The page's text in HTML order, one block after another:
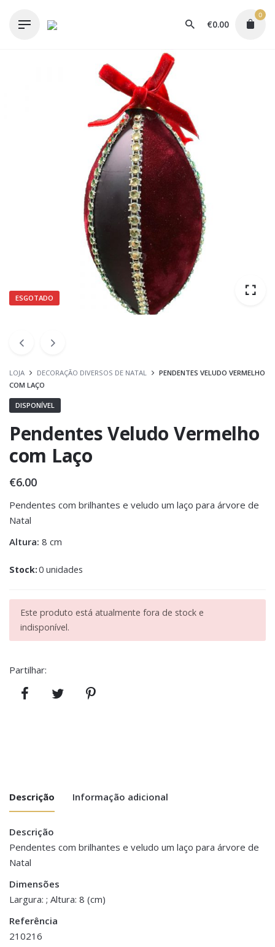
€0.00
0
ESGOTADO
LOJA DECORAÇÃO DIVERSOS DE NATAL
PENDENTES VELUDO VERMELHO
COM LAÇO
DISPONÍVEL
Pendentes Veludo Vermelho
com Laço
€6.00
Pendentes com brilhantes e veludo um laço para árvore de
Natal
Altura: 8 cm
Stock:0 unidades
Este produto está atualmente fora de stock e
indisponível.
Partilhar:
Descrição Informação adicional
Descrição
Pendentes com brilhantes e veludo um laço para árvore de
Natal
Dimensões
Largura: ; Altura: 8 (cm)
Referência
210216
Peso 0.100 kg
Dimensões